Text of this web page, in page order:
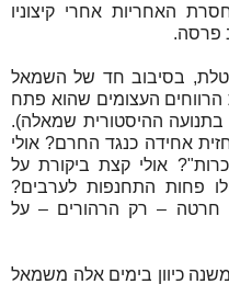
האחריות אחרי קיצוניו
פרסה.
בסיבוב חד של השמאל
הרווחים העצומים שהוא פתח
בתנועה ההיסטורית שמאלה).
אחידה כנגד החרם? אולי
אולי קצת ביקורת על
פחות התחנפות לערבים?
חרטה – רק הרהורים – על
כיוון בימים אלה משמאל